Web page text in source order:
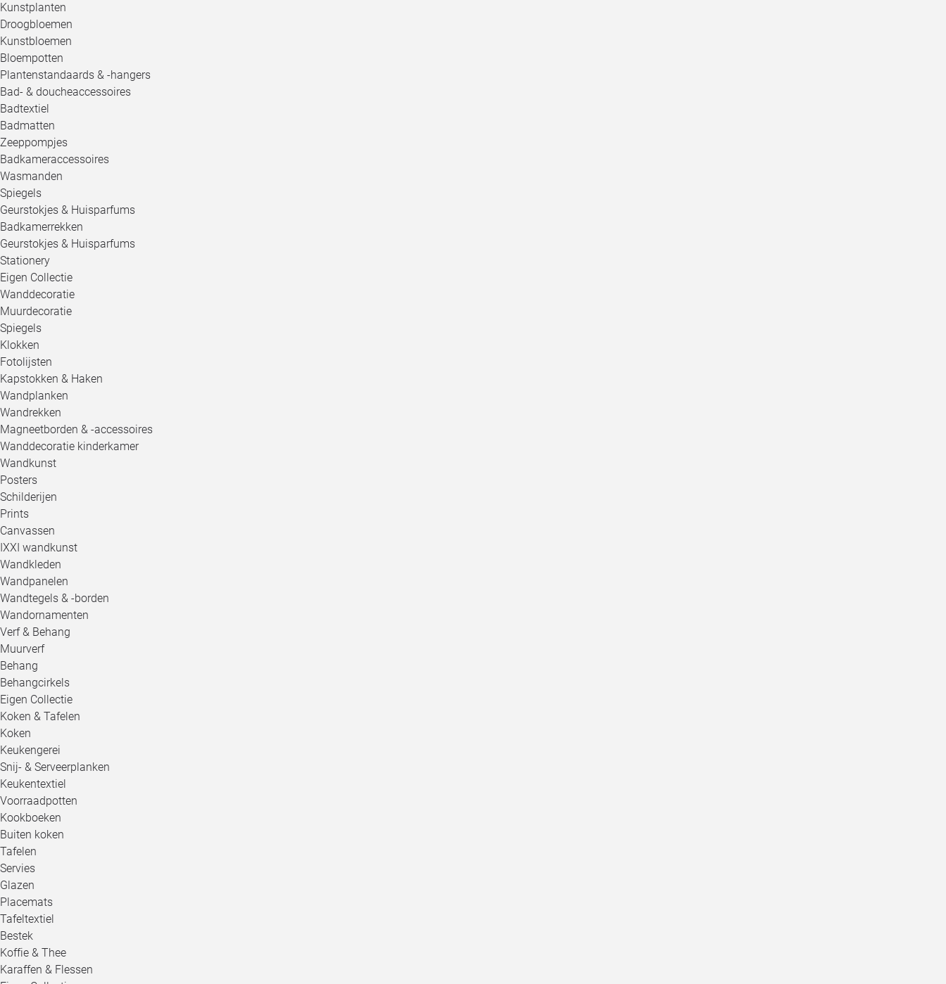
Kunstplanten
Droogbloemen
Kunstbloemen
Bloempotten
Plantenstandaards & -hangers
Bad- & doucheaccessoires
Badtextiel
Badmatten
Zeeppompjes
Badkameraccessoires
Wasmanden
Spiegels
Geurstokjes & Huisparfums
Badkamerrekken
Geurstokjes & Huisparfums
Stationery
Eigen Collectie
Wanddecoratie
Muurdecoratie
Spiegels
Klokken
Fotolijsten
Kapstokken & Haken
Wandplanken
Wandrekken
Magneetborden & -accessoires
Wanddecoratie kinderkamer
Wandkunst
Posters
Schilderijen
Prints
Canvassen
IXXI wandkunst
Wandkleden
Wandpanelen
Wandtegels & -borden
Wandornamenten
Verf & Behang
Muurverf
Behang
Behangcirkels
Eigen Collectie
Koken & Tafelen
Koken
Keukengerei
Snij- & Serveerplanken
Keukentextiel
Voorraadpotten
Kookboeken
Buiten koken
Tafelen
Servies
Glazen
Placemats
Tafeltextiel
Bestek
Koffie & Thee
Karaffen & Flessen